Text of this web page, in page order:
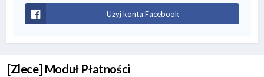
Użyj konta Facebook
[Zlece] Moduł Płatności